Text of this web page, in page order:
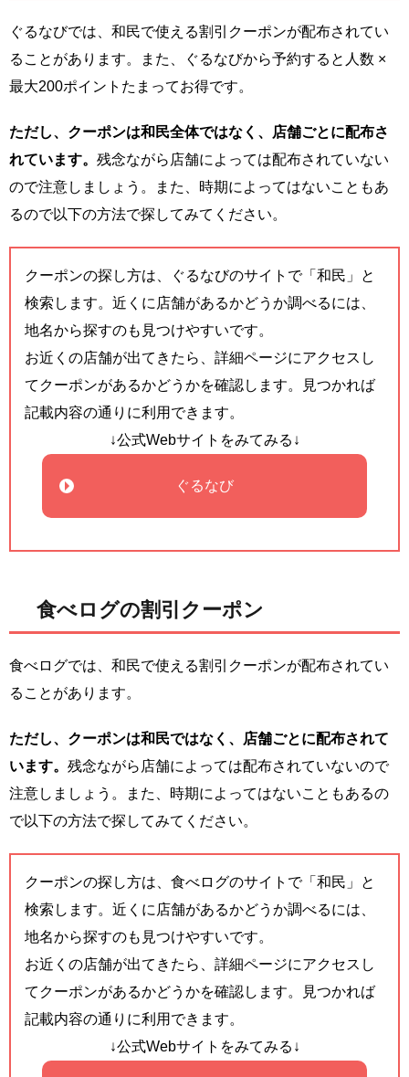
ぐるなびでは、和民で使える割引クーポンが配布されてい
ることがあります。また、ぐるなびから予約すると人数 ×
最大200ポイントたまってお得です。
ただし、クーポンは和民全体ではなく、店舗ごとに配布さ
れています。 残念ながら店舗によっては配布されていない
ので注意しましょう。また、時期によってはないこともあ
るので以下の方法で探してみてください。
クーポンの探し方は、ぐるなびのサイトで「和民」と
検索します。近くに店舗があるかどうか調べるには、
地名から探すのも見つけやすいです。
お近くの店舗が出てきたら、詳細ページにアクセスし
てクーポンがあるかどうかを確認します。見つかれば
記載内容の通りに利用できます。
↓公式Webサイトをみてみる↓
ぐるなび
食べログの割引クーポン
食べログでは、和民で使える割引クーポンが配布されてい
ることがあります。
ただし、クーポンは和民ではなく、店舗ごとに配布されて
います。 残念ながら店舗によっては配布されていないので
注意しましょう。また、時期によってはないこともあるの
で以下の方法で探してみてください。
クーポンの探し方は、食べログのサイトで「和民」と
検索します。近くに店舗があるかどうか調べるには、
地名から探すのも見つけやすいです。
お近くの店舗が出てきたら、詳細ページにアクセスし
てクーポンがあるかどうかを確認します。見つかれば
記載内容の通りに利用できます。
↓公式Webサイトをみてみる↓